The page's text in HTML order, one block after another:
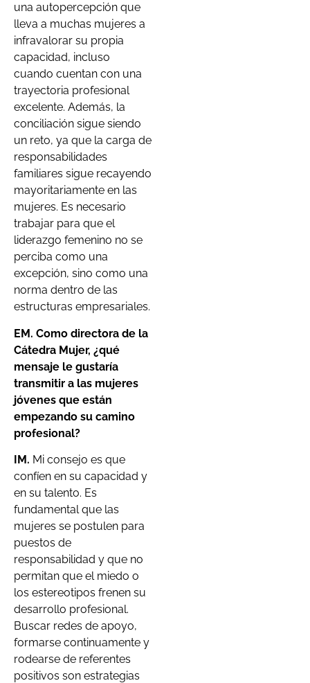
una autopercepción que
lleva a muchas mujeres a
infravalorar su propia
capacidad, incluso
cuando cuentan con una
trayectoria profesional
excelente. Además, la
conciliación sigue siendo
un reto, ya que la carga de
responsabilidades
familiares sigue recayendo
mayoritariamente en las
mujeres. Es necesario
trabajar para que el
liderazgo femenino no se
perciba como una
excepción, sino como una
norma dentro de las
estructuras empresariales.
EM. Como directora de la
Cátedra Mujer, ¿qué
mensaje le gustaría
transmitir a las mujeres
jóvenes que están
empezando su camino
profesional?
IM. Mi consejo es que
confíen en su capacidad y
en su talento. Es
fundamental que las
mujeres se postulen para
puestos de
responsabilidad y que no
permitan que el miedo o
los estereotipos frenen su
desarrollo profesional.
Buscar redes de apoyo,
formarse continuamente y
rodearse de referentes
positivos son estrategias